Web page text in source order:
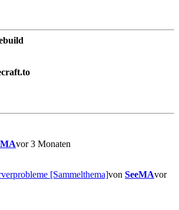
vor 3 Monaten
[Sammelthema]von SeeMAvor